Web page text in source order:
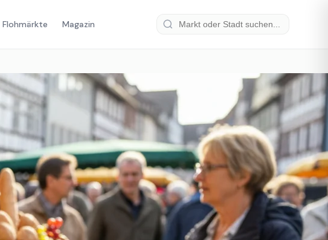
Flohmärkte Magazin